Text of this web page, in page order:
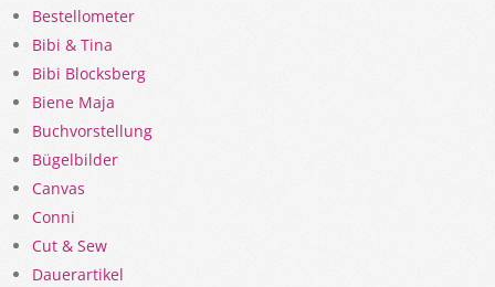
Bestellometer
Bibi & Tina
Bibi Blocksberg
Biene Maja
Buchvorstellung
Bügelbilder
Canvas
Conni
Cut & Sew
Dauerartikel